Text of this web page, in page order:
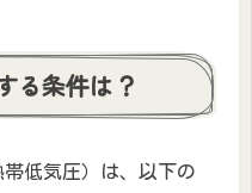
る条件は？
低気圧）は、以下の